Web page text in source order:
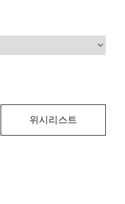
위시리스트